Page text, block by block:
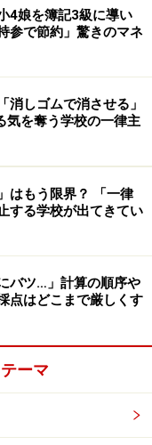
チェックしてみま
を押しつける、威
、皮肉やいやみを
昧な表現をする、
装う など
型」。自分の考え
がら、率直に伝え
4娘を簿記3級に導い
参で節約」驚きのマネ
消しゴムで消させる」
を奪う学校の一律主
はもう限界？ 「一律
する学校が出てきてい
バツ…」計算の順序や
点はどこまで厳しくす
ーマ